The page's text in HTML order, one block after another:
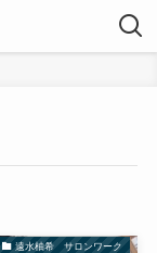
遠水柚希 サロンワーク